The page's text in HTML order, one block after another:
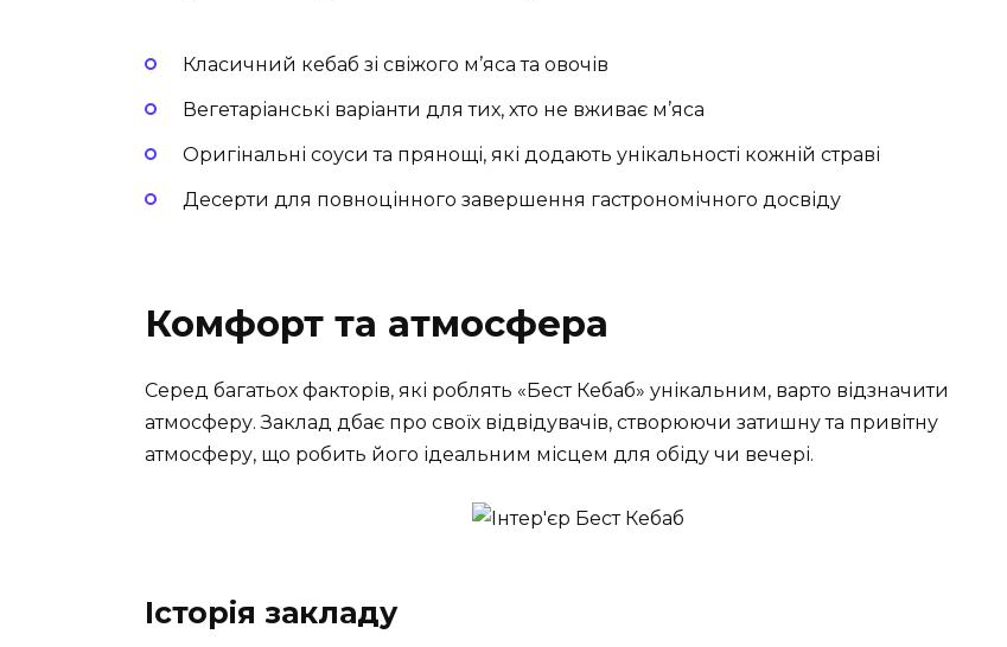
Класичний кебаб зі свіжого м’яса та овочів
Вегетаріанські варіанти для тих, хто не вживає м’яса
Оригінальні соуси та прянощі, які додають унікальності кожній страві
Десерти для повноцінного завершення гастрономічного досвіду
Комфорт та атмосфера
Серед багатьох факторів, які роблять «Бест Кебаб» унікальним, варто відзначити
атмосферу. Заклад дбає про своїх відвідувачів, створюючи затишну та привітну
атмосферу, що робить його ідеальним місцем для обіду чи вечері.
Історія закладу